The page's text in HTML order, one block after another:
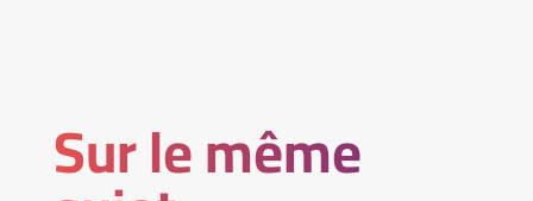
Sur le même